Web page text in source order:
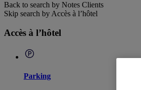
Back to search by Notes Clients
Skip search by Accès à l’hôtel
Accès à l’hôtel
Parking